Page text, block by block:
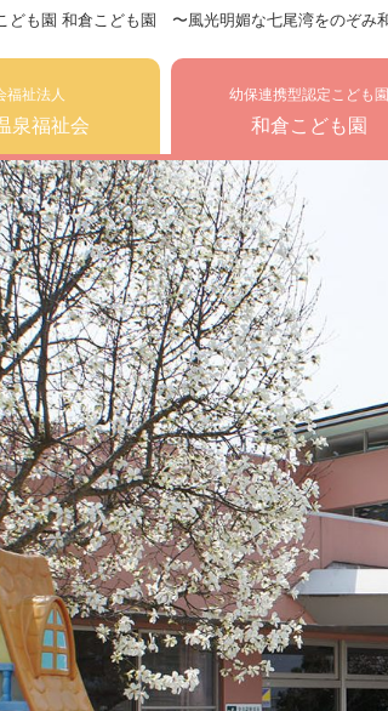
ども園 和倉こども園 〜風光明媚な七尾湾をのぞみ
福祉法人
泉福祉会
幼保連携型認定こども園
和倉こども園